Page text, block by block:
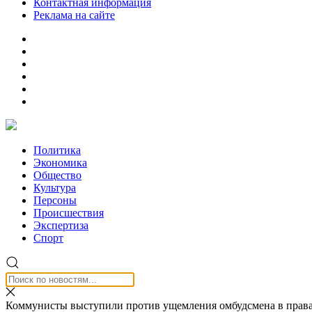
Контактная информация
Реклама на сайте
Политика
Экономика
Общество
Культура
Персоны
Происшествия
Экспертиза
Спорт
Коммунисты выступили против ущемления омбудсмена в